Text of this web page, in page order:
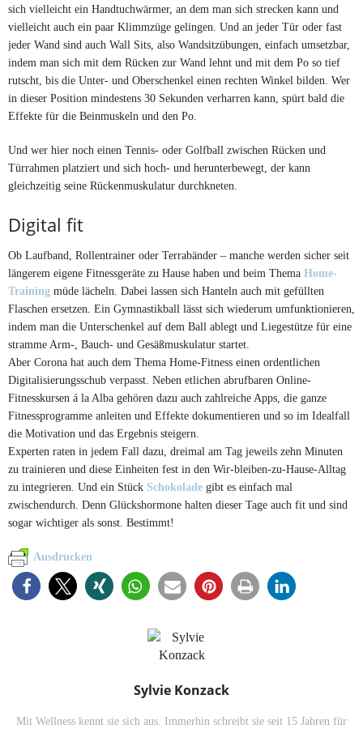
sich vielleicht ein Handtuchwärmer, an dem man sich strecken kann und
vielleicht auch ein paar Klimmzüge gelingen. Und an jeder Tür oder fast
jeder Wand sind auch Wall Sits, also Wandsitzübungen, einfach umsetzbar,
indem man sich mit dem Rücken zur Wand lehnt und mit dem Po so tief
rutscht, bis die Unter- und Oberschenkel einen rechten Winkel bilden. Wer
in dieser Position mindestens 30 Sekunden verharren kann, spürt bald die
Effekte für die Beinmuskeln und den Po.
Und wer hier noch einen Tennis- oder Golfball zwischen Rücken und
Türrahmen platziert und sich hoch- und herunterbewegt, der kann
gleichzeitig seine Rückenmuskulatur durchkneten.
Digital fit
Ob Laufband, Rollentrainer oder Terrabänder – manche werden sicher seit
längerem eigene Fitnessgeräte zu Hause haben und beim Thema Home-
Training müde lächeln. Dabei lassen sich Hanteln auch mit gefüllten
Flaschen ersetzen. Ein Gymnastikball lässt sich wiederum umfunktionieren,
indem man die Unterschenkel auf dem Ball ablegt und Liegestütze für eine
stramme Arm-, Bauch- und Gesäßmuskulatur startet.
Aber Corona hat auch dem Thema Home-Fitness einen ordentlichen
Digitalisierungsschub verpasst. Neben etlichen abrufbaren Online-
Fitnesskursen á la Alba gehören dazu auch zahlreiche Apps, die ganze
Fitnessprogramme anleiten und Effekte dokumentieren und so im Idealfall
die Motivation und das Ergebnis steigern.
Experten raten in jedem Fall dazu, dreimal am Tag jeweils zehn Minuten
zu trainieren und diese Einheiten fest in den Wir-bleiben-zu-Hause-Alltag
zu integrieren. Und ein Stück Schokolade gibt es einfach mal
zwischendurch. Denn Glückshormone halten dieser Tage auch fit und sind
sogar wichtiger als sonst. Bestimmt!
Ausdrucken
Sylvie Konzack
Mit Wellness kennt sie sich aus. Immerhin schreibt sie seit 15 Jahren für